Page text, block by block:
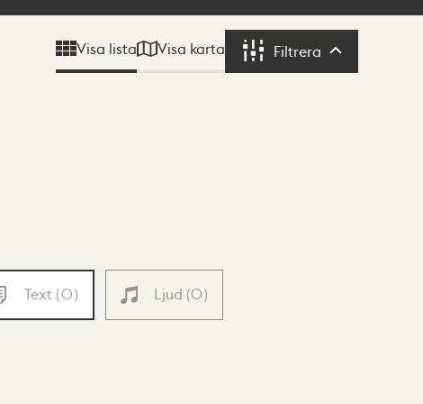
Visa lista Visa karta Filtrera Filtrera
Text (0) Ljud (0)